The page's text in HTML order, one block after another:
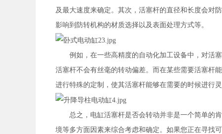
及最大速度来确定。其次，活塞杆的直径和长度会对
影响到防转机构的材质选择以及表面处理方式等。
例如，在一些高精度的自动化加工设备中，对活塞
活塞杆不会有丝毫的转动偏差。而在某些需要活塞杆
进行特殊的定制，使其活塞杆能够在需要的时候进行
总之，电缸活塞杆是否会转动并非是一个简单的肯
境等多方面因素来综合考虑和确定。如果您正在寻找